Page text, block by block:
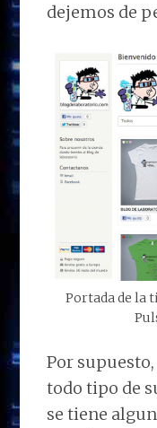
dejemos de
Portada de la
Por
todo tipo de
se tiene